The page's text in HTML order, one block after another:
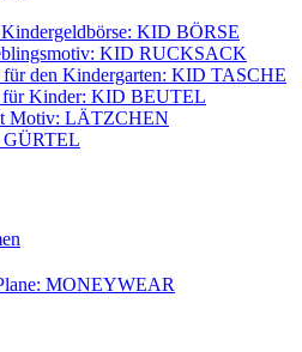
KID BÖRSE
KID RUCKSACK
für den Kindergarten: KID TASCHE
für Kinder: KID BEUTEL
Motiv: LÄTZCHEN
MONEYWEAR